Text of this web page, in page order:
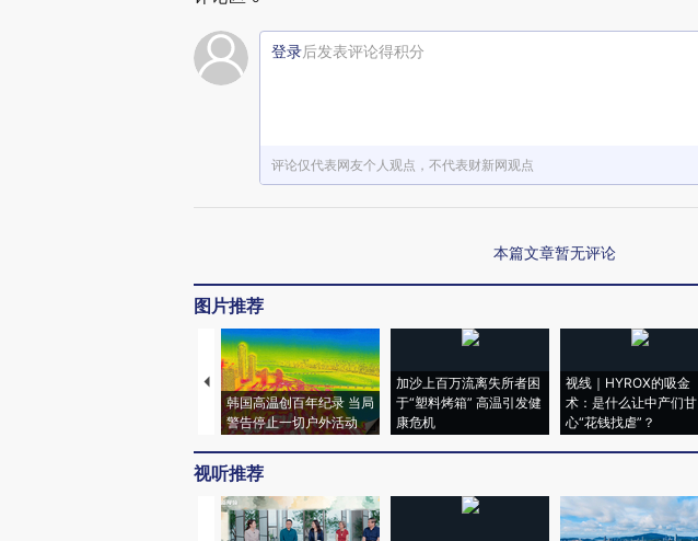
登录后发表评论得积分
评论仅代表网友个人观点，不代表财新网观点
本篇文章暂无评论
图片推荐
韩国高温创百年纪录 当局
警告停止一切户外活动
加沙上百万流离失所者困
于“塑料烤箱” 高温引发健
康危机
视线｜HYROX的吸金
术：是什么让中产们甘
心“花钱找虐”？
视听推荐